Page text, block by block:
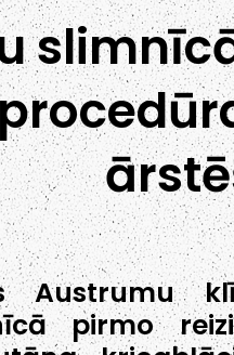
Austrumu
pirmo